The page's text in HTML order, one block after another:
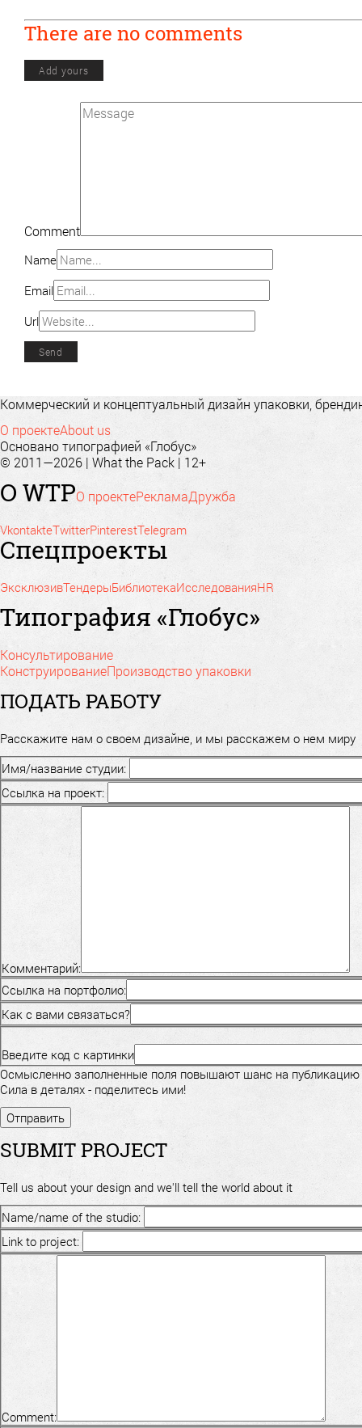
There are no comments
Add yours
Comment
Name
Email
Url
Коммерческий и концептуальный дизайн упаковки,
О проектеAbout us
Основано типографией «Глобус»
© 2011—2026 | What the Pack | 12+
О WTPО проектеРекламаДружба
VkontakteTwitterPinterestTelegram
Спецпроекты
ЭксклюзивТендерыБиблиотекаИсследованияHR
Типография «Глобус»
Консультирование
КонструированиеПроизводство упаковки
ПОДАТЬ РАБОТУ
Расскажите нам о своем дизайне, и мы расскажем о нем миру
Имя/название студии:
Ссылка на проект:
Комментарий:
Ссылка на портфолио:
Как с вами связаться?
Введите код с картинки
Осмысленно заполненные поля повышают шанс на публикацию
Сила в деталях - поделитесь ими!
SUBMIT PROJECT
Tell us about your design and we'll tell the world about it
Name/name of the studio:
Link to project:
Comment: